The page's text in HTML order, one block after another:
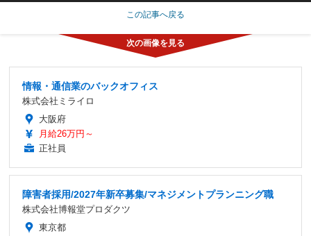
この記事へ戻る
情報・通信業のバックオフィス
株式会社ミライロ
大阪府
月給26万円～
正社員
障害者採用/2027年新卒募集/マネジメントプランニング職
株式会社博報堂プロダクツ
東京都